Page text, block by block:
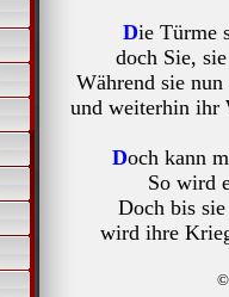
Die Türme
doch Sie,
Während sie
und weiterhin ihr
Doch kann
So wird
Doch bis
wird ihre
©